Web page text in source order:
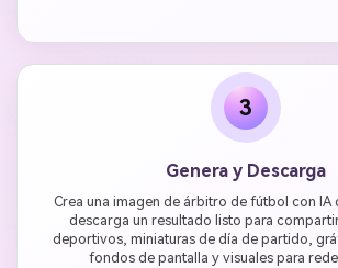
3
Genera y Descarga
Crea una imagen de árbitro de fútbol con IA
descarga un resultado listo para
deportivos, miniaturas de día de partido,
fondos de pantalla y visuales para